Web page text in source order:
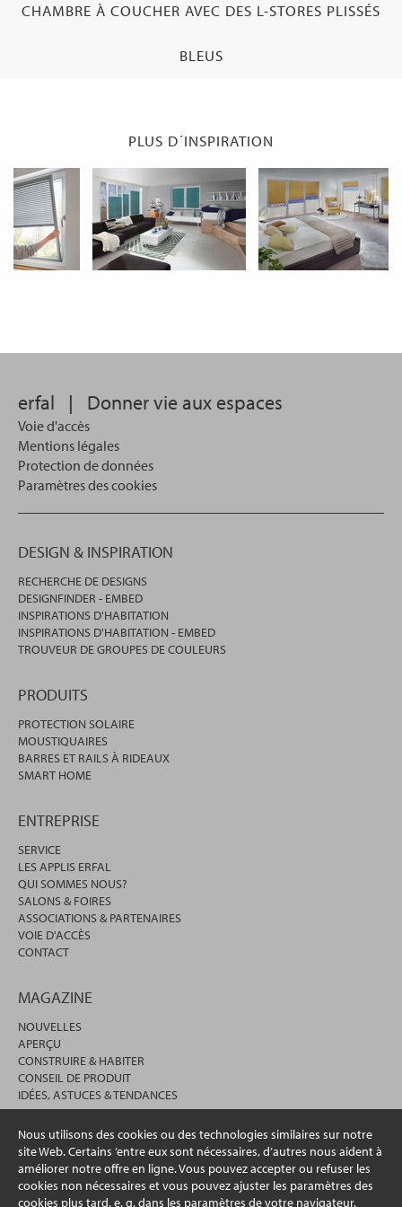
Nous utilisons des cookies ou des technologies similaires sur notre
site Web. Certains ’entre eux sont nécessaires, d’autres nous aident à
améliorer notre offre en ligne. Vous pouvez accepter ou refuser les
cookies non nécessaires et vous pouvez ajuster les paramètres des
cookies plus tard. e. g. dans les paramètres de votre navigateur.
CHAMBRE À COUCHER AVEC DES L-STORES PLISSÉS
BLEUS
PLUS D´INSPIRATION
erfal | Donner vie aux espaces
Voie d'accès
Mentions légales
Protection de données
Paramètres des cookies
DESIGN & INSPIRATION
RECHERCHE DE DESIGNS
DESIGNFINDER - EMBED
INSPIRATIONS D'HABITATION
INSPIRATIONS D'HABITATION - EMBED
TROUVEUR DE GROUPES DE COULEURS
PRODUITS
PROTECTION SOLAIRE
MOUSTIQUAIRES
BARRES ET RAILS À RIDEAUX
SMART HOME
ENTREPRISE
SERVICE
LES APPLIS ERFAL
QUI SOMMES NOUS?
SALONS & FOIRES
ASSOCIATIONS & PARTENAIRES
VOIE D'ACCÈS
CONTACT
MAGAZINE
NOUVELLES
APERÇU
CONSTRUIRE & HABITER
CONSEIL DE PRODUIT
IDÉES, ASTUCES & TENDANCES